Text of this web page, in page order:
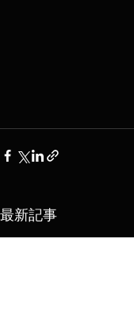
最新記事